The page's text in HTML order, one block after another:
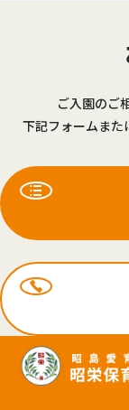
ご入園のご
下記フォームまた